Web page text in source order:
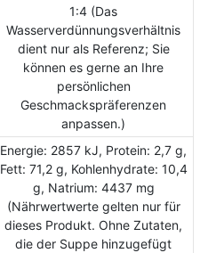
1:4 (Das
Wasserverdünnungsverhältnis
dient nur als Referenz; Sie
können es gerne an Ihre
persönlichen
Geschmackspräferenzen
anpassen.)
Energie: 2857 kJ, Protein: 2,7 g,
Fett: 71,2 g, Kohlenhydrate: 10,4
g, Natrium: 4437 mg
(Nährwertwerte gelten nur für
dieses Produkt. Ohne Zutaten,
die der Suppe hinzugefügt